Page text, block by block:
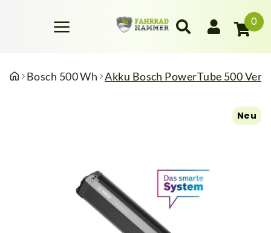
0
Bosch 500 Wh Akku Bosch PowerTube 500
Neu